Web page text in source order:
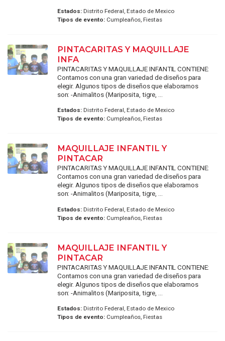
Estados:Distrito Federal, Estado de Mexico
Tipos de evento:Cumpleaños, Fiestas
PINTACARITAS Y MAQUILLAJE
INFA
PINTACARITAS Y MAQUILLAJE INFANTIL CONTIENE:
Contamos con una gran variedad de diseños para
elegir. Algunos tipos de diseños que elaboramos
son: -Animalitos (Mariposita, tigre, ...
Estados:Distrito Federal, Estado de Mexico
Tipos de evento:Cumpleaños, Fiestas
MAQUILLAJE INFANTIL Y
PINTACAR
PINTACARITAS Y MAQUILLAJE INFANTIL CONTIENE:
Contamos con una gran variedad de diseños para
elegir. Algunos tipos de diseños que elaboramos
son: -Animalitos (Mariposita, tigre, ...
Estados:Distrito Federal, Estado de Mexico
Tipos de evento:Cumpleaños, Fiestas
MAQUILLAJE INFANTIL Y
PINTACAR
PINTACARITAS Y MAQUILLAJE INFANTIL CONTIENE:
Contamos con una gran variedad de diseños para
elegir. Algunos tipos de diseños que elaboramos
son: -Animalitos (Mariposita, tigre, ...
Estados:Distrito Federal, Estado de Mexico
Tipos de evento:Cumpleaños, Fiestas